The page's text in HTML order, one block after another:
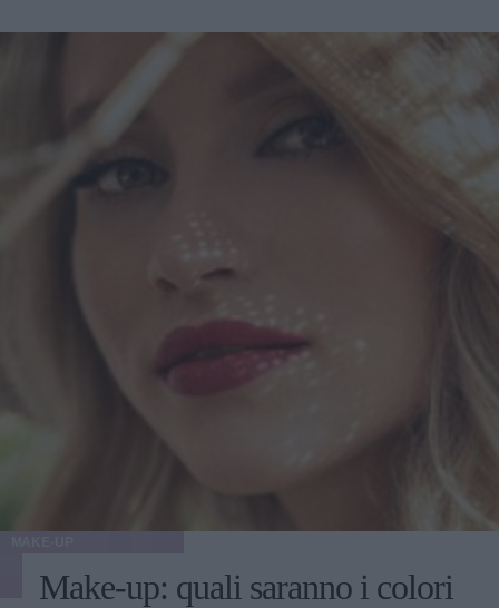
Make-up: quali saranno i colori